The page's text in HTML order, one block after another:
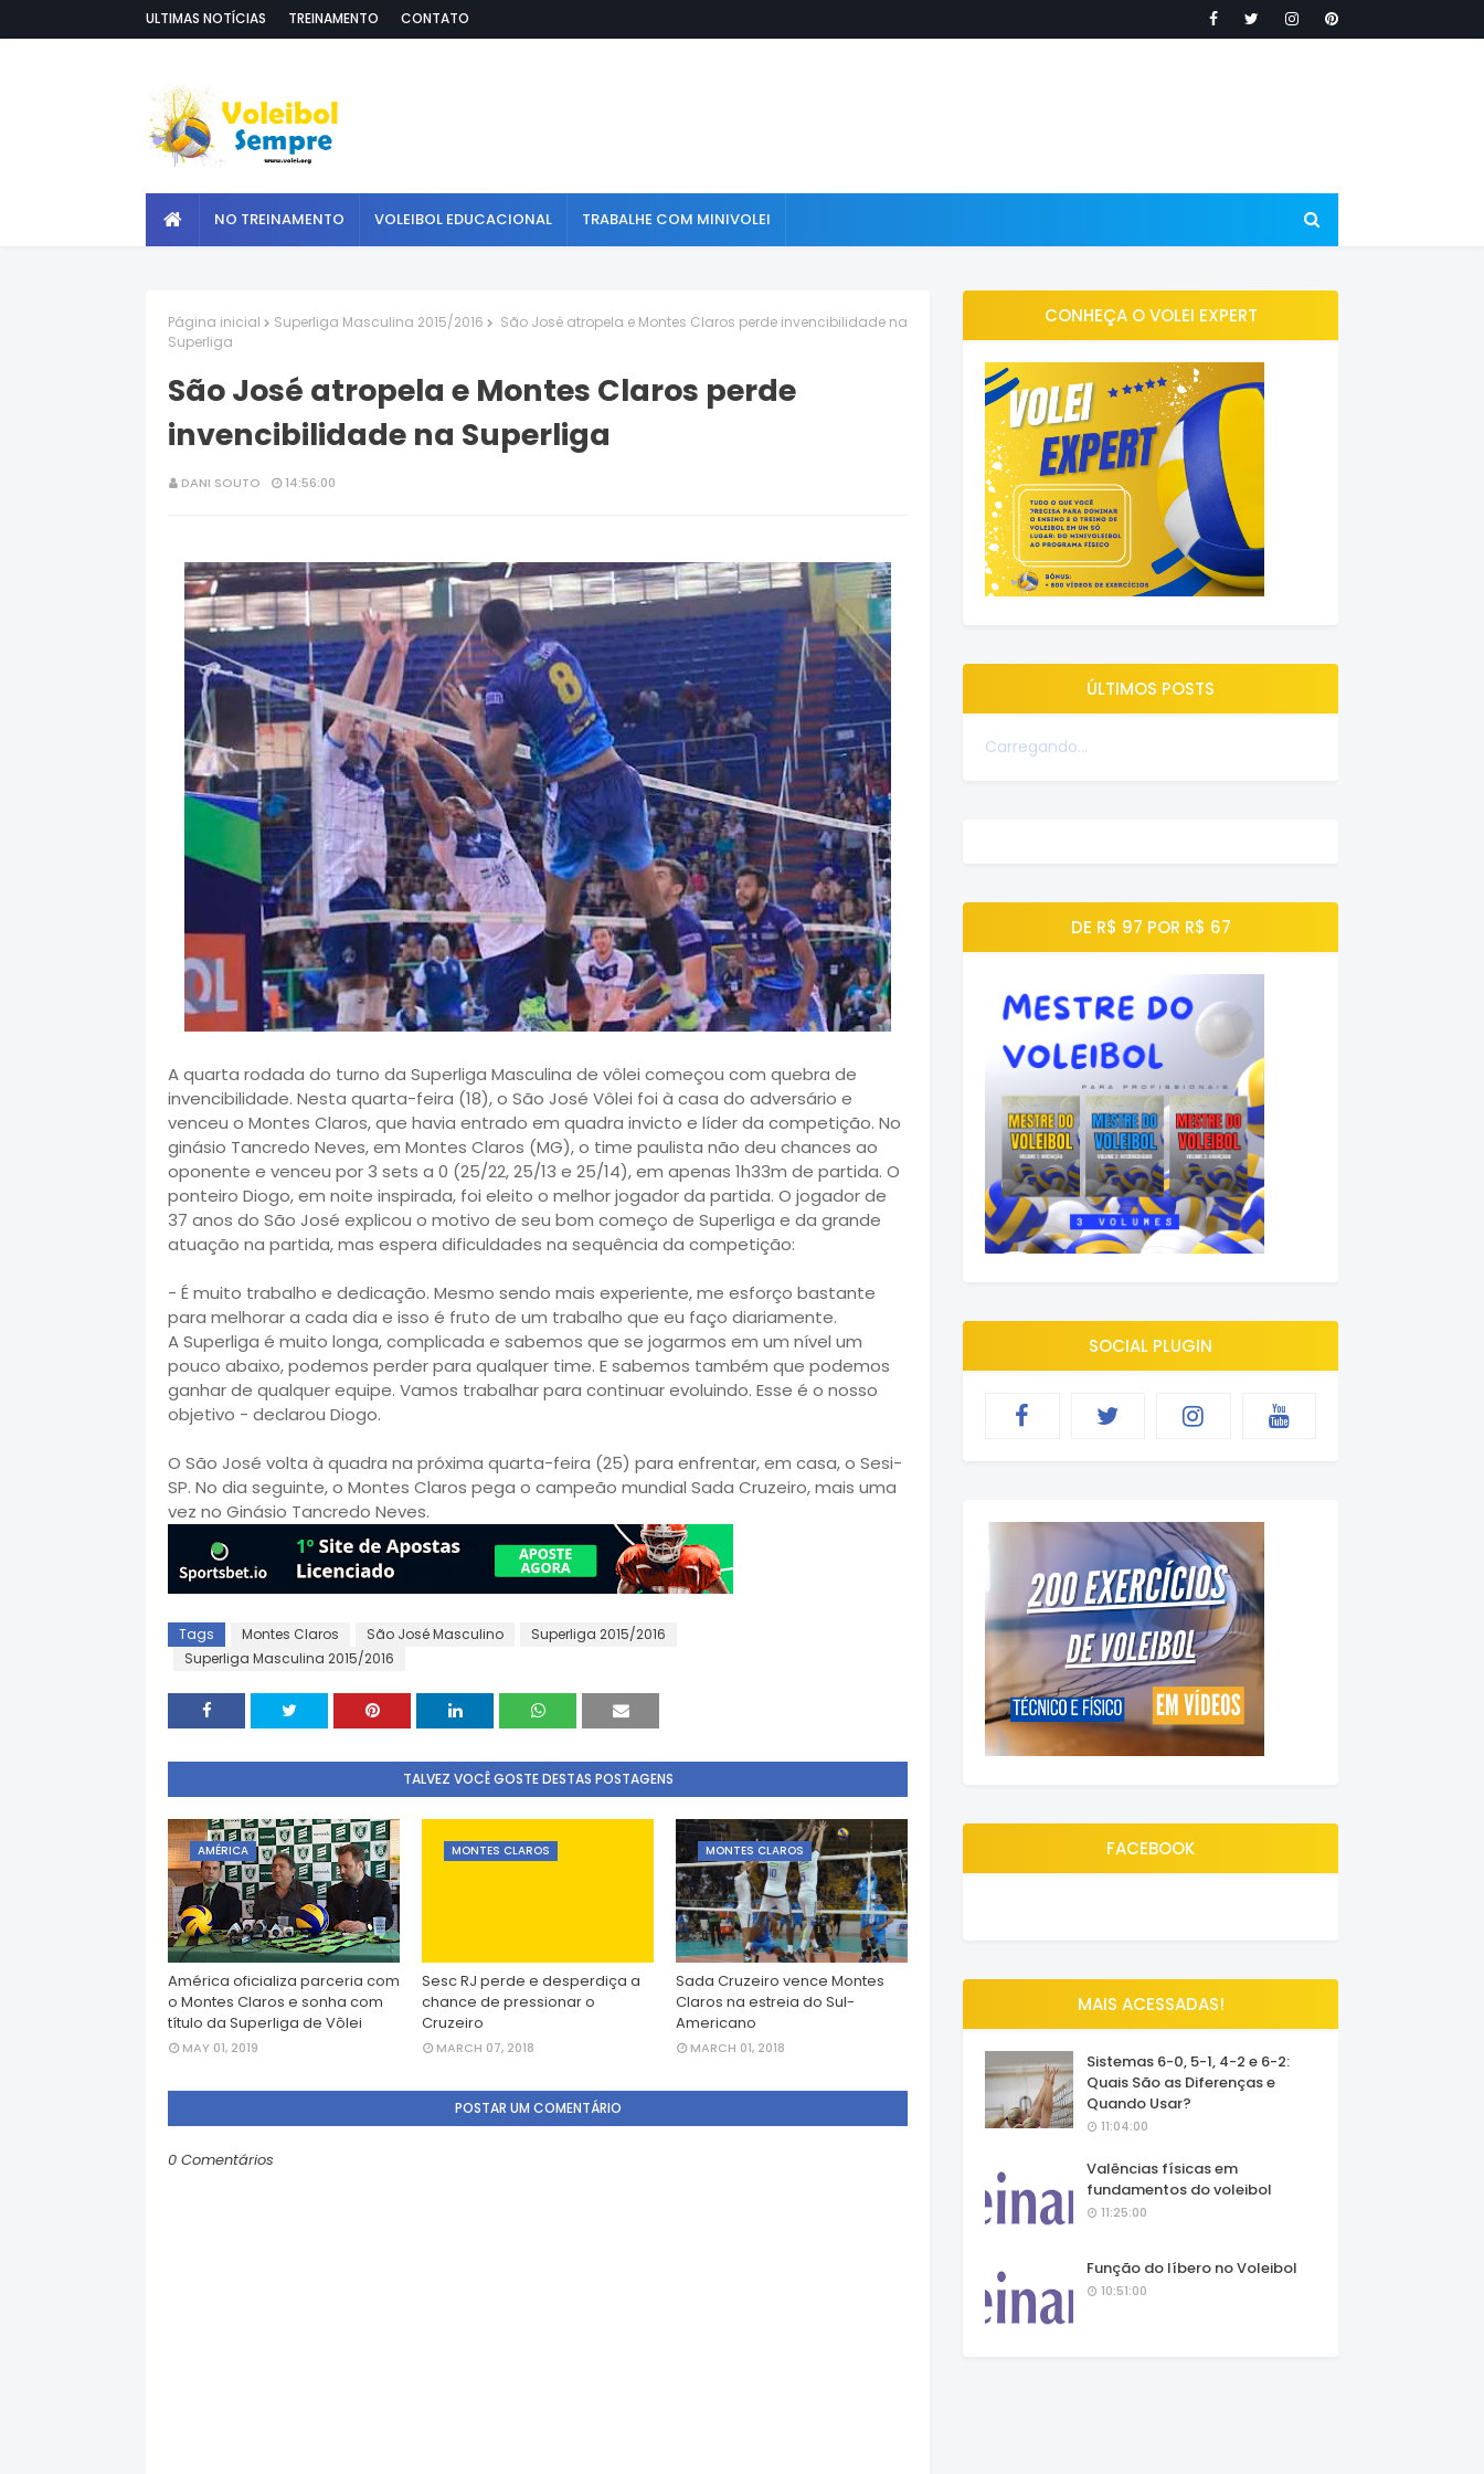
ULTIMAS NOTÍCIAS TREINAMENTO CONTATO
NO TREINAMENTO VOLEIBOL EDUCACIONAL TRABALHE COM MINIVOLEI
Página inicial Superliga Masculina 2015/2016
São José atropela e Montes Claros perde invencibilidade na
Superliga
São José atropela e Montes Claros perde
invencibilidade na Superliga
DANI SOUTO 14:56:00
A quarta rodada do turno da Superliga Masculina de vôlei começou com quebra de
invencibilidade. Nesta quarta-feira (18), o São José Vôlei foi à casa do adversário e
venceu o Montes Claros, que havia entrado em quadra invicto e líder da competição. No
ginásio Tancredo Neves, em Montes Claros (MG), o time paulista não deu chances ao
oponente e venceu por 3 sets a 0 (25/22, 25/13 e 25/14), em apenas 1h33m de partida. O
ponteiro Diogo, em noite inspirada, foi eleito o melhor jogador da partida. O jogador de
37 anos do São José explicou o motivo de seu bom começo de Superliga e da grande
atuação na partida, mas espera dificuldades na sequência da competição:
- É muito trabalho e dedicação. Mesmo sendo mais experiente, me esforço bastante
para melhorar a cada dia e isso é fruto de um trabalho que eu faço diariamente.
A Superliga é muito longa, complicada e sabemos que se jogarmos em um nível um
pouco abaixo, podemos perder para qualquer time. E sabemos também que podemos
ganhar de qualquer equipe. Vamos trabalhar para continuar evoluindo. Esse é o nosso
objetivo - declarou Diogo.
O São José volta à quadra na próxima quarta-feira (25) para enfrentar, em casa, o Sesi-
SP. No dia seguinte, o Montes Claros pega o campeão mundial Sada Cruzeiro, mais uma
vez no Ginásio Tancredo Neves.
Tags Montes Claros São José Masculino
Superliga 2015/2016
Superliga Masculina 2015/2016
TALVEZ VOCÊ GOSTE DESTAS POSTAGENS
AMÉRICA
América oficializa parceria com
o Montes Claros e sonha com
título da Superliga de Vôlei
MAY 01, 2019
MONTES CLAROS
Sesc RJ perde e desperdiça a
chance de pressionar o
Cruzeiro
MARCH 07, 2018
MONTES CLAROS
Sada Cruzeiro vence Montes
Claros na estreia do Sul-
Americano
MARCH 01, 2018
POSTAR UM COMENTÁRIO
0 Comentários
CONHEÇA O VOLEI EXPERT
ÚLTIMOS POSTS
Carregando...
DE R$ 97 POR R$ 67
SOCIAL PLUGIN
FACEBOOK
MAIS ACESSADAS!
Sistemas 6-0, 5-1, 4-2 e 6-2:
Quais São as Diferenças e
Quando Usar?
11:04:00
Valências físicas em
fundamentos do voleibol
11:25:00
Função do líbero no Voleibol
10:51:00